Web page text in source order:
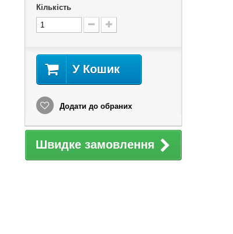
Кількість
У Кошик
Додати до обраних
Швидке замовлення